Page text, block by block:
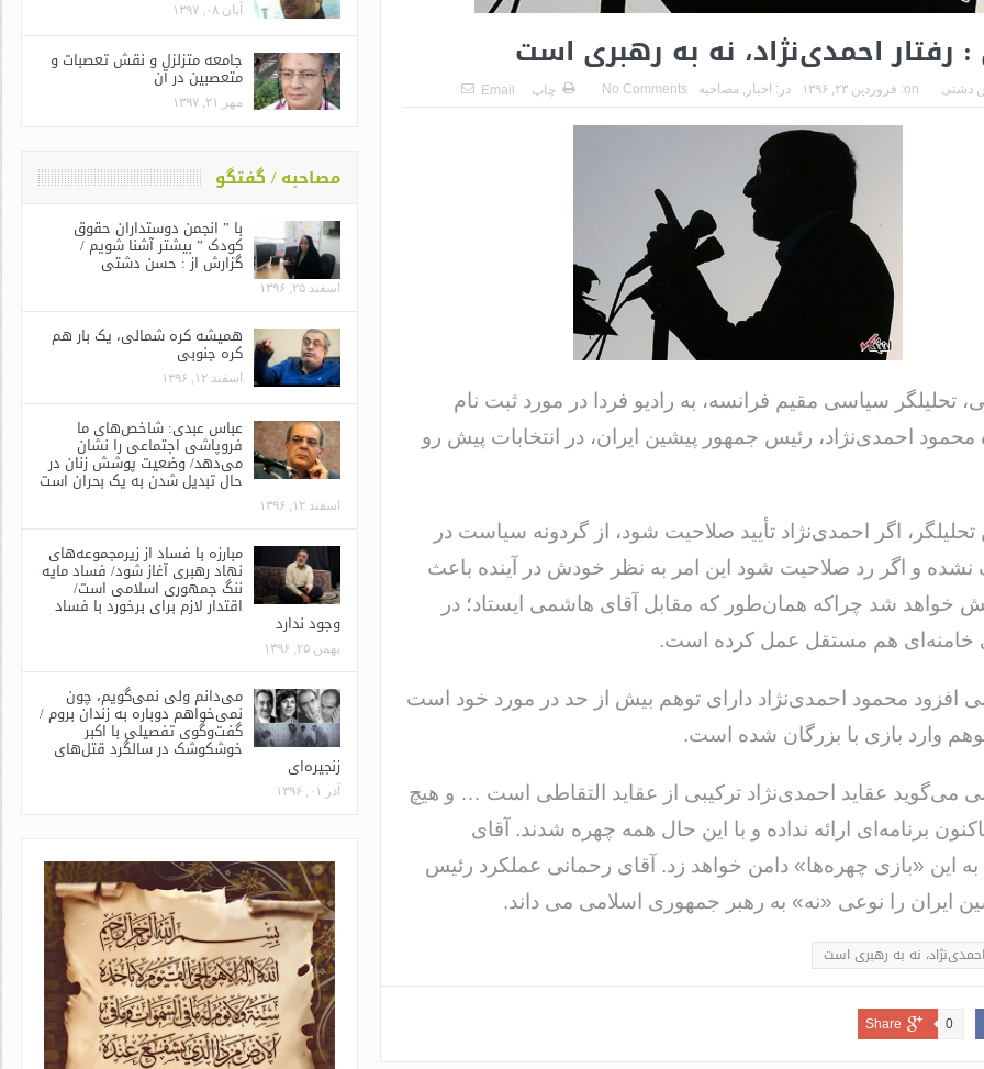
رفتار احمدی‌نژاد، نه به رهبری است
دشتی on: فروردین ۲۳, ۱۳۹۶ در: اخبار , مصاحبه No Comments چاپ Email
تحلیلگر سیاسی مقیم فرانسه، به رادیو فردا در مورد ثبت نام
محمود احمدی‌نژاد، رئیس جمهور پیشین ایران، در انتخابات پیش رو
تحلیلگر، اگر احمدی‌نژاد تأیید صلاحیت شود، از گردونه سیاست در
نشده و اگر رد صلاحیت شود این امر به نظر خودش در آینده باعث
خواهد شد چراکه همان‌طور که مقابل آقای هاشمی ایستاد؛ در
خامنه‌ای هم مستقل عمل کرده است.
افزود محمود احمدی‌نژاد دارای توهم بیش از حد در مورد خود است
وارد بازی با بزرگان شده است.
می‌گوید عقاید احمدی‌نژاد ترکیبی از عقاید التقاطی است … و هیچ
برنامه‌ای ارائه نداده و با این حال همه چهره شدند. آقای
به این «بازی چهره‌ها» دامن خواهد زد. آقای رحمانی عملکرد رئیس
ایران را نوعی «نه» به رهبر جمهوری اسلامی می داند.
احمدی‌نژاد، نه به رهبری است
Share 0
آبان ۰۸, ۱۳۹۷
جامعه متزلزل و نقش تعصبات و
متعصبین در آن
مهر ۲۱, ۱۳۹۷
مصاحبه / گفتگو
با ” انجمن دوستداران حقوق
کودک ” بیشتر آشنا شویم /
گزارش از : حسن دشتی
اسفند ۲۵, ۱۳۹۶
همیشه کره شمالی، یک بار هم
کره جنوبی
اسفند ۱۲, ۱۳۹۶
عباس عبدی: شاخص‌های ما
فروپاشی اجتماعی را نشان
می‌دهد/ وضعیت پوشش زنان در
حال تبدیل شدن به یک بحران است
اسفند ۱۲, ۱۳۹۶
مبارزه با فساد از زیرمجموعه‌های
نهاد رهبری آغاز شود/ فساد مایه
ننگ جمهوری اسلامی است/
اقتدار لازم برای برخورد با فساد
وجود ندارد
بهمن ۲۵, ۱۳۹۶
می‌دانم ولی نمی‌گویم، چون
نمی‌خواهم دوباره به زندان بروم /
گفت‌وگوی تفصیلی با اکبر
خوشکوشک در سالگرد قتل‌های
زنجیره‌ای
آذر ۰۱, ۱۳۹۶